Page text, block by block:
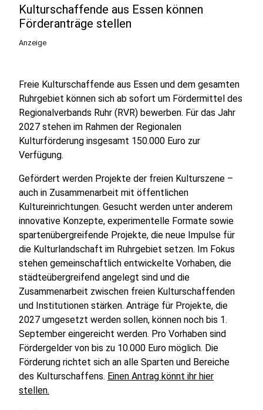
Kulturschaffende aus Essen können
Förderanträge stellen
Anzeige
Freie Kulturschaffende aus Essen und dem gesamten
Ruhrgebiet können sich ab sofort um Fördermittel des
Regionalverbands Ruhr (RVR) bewerben. Für das Jahr
2027 stehen im Rahmen der Regionalen
Kulturförderung insgesamt 150.000 Euro zur
Verfügung.
Gefördert werden Projekte der freien Kulturszene –
auch in Zusammenarbeit mit öffentlichen
Kultureinrichtungen. Gesucht werden unter anderem
innovative Konzepte, experimentelle Formate sowie
spartenübergreifende Projekte, die neue Impulse für
die Kulturlandschaft im Ruhrgebiet setzen. Im Fokus
stehen gemeinschaftlich entwickelte Vorhaben, die
städteübergreifend angelegt sind und die
Zusammenarbeit zwischen freien Kulturschaffenden
und Institutionen stärken. Anträge für Projekte, die
2027 umgesetzt werden sollen, können noch bis 1.
September eingereicht werden. Pro Vorhaben sind
Fördergelder von bis zu 10.000 Euro möglich. Die
Förderung richtet sich an alle Sparten und Bereiche
des Kulturschaffens. Einen Antrag könnt ihr hier
stellen.